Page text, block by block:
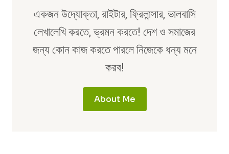
একজন উদ্যোক্তা, রাইটার, ফ্রিলান্সার, ভালবাসি
লেখালেখি করতে, ভ্রমন করতে! দেশ ও সমাজের
জন্য কোন কাজ করতে পারলে নিজেকে ধন্য মনে
করব!
About Me